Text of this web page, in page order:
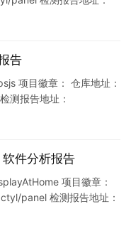
告
项目徽章： 仓库地址：
报告地址：
Murphy…
件分析报告
项目徽章：
panel 检测报告地址：
Mu…